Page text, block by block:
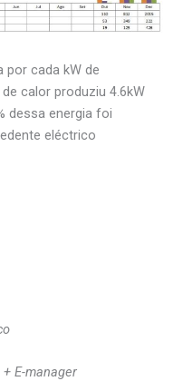
por cada kW de
calor produziu 4.6kW
dessa energia foi
eléctrico
+ E-manager